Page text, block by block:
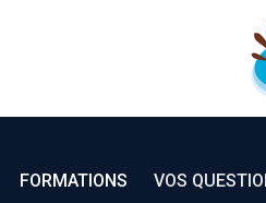
FORMATIONS VOS